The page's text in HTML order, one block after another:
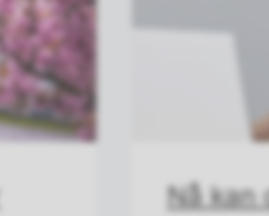
Nå kan